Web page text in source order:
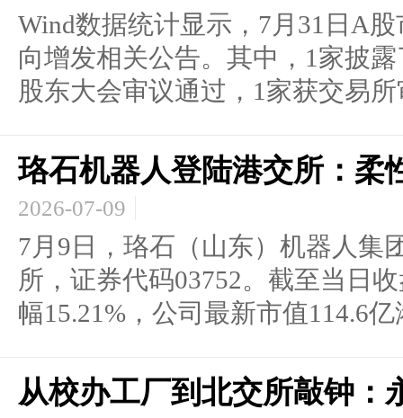
Wind数据统计显示，7月31日A
向增发相关公告。其中，1家披
股东大会审议通过，1家获交易所
珞石机器人登陆港交所：柔
2026-07-09
7月9日，珞石（山东）机器人集
所，证券代码03752。截至当日
幅15.21%，公司最新市值114.6亿
从校办工厂到北交所敲钟：